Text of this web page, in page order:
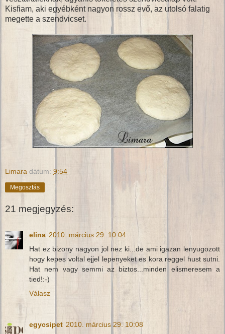
Kisfiam, aki egyébként nagyon rossz evő, az utolsó falatig
megette a szendvicset.
Limara dátum: 9:54
Megosztás
21 megjegyzés:
elina 2010. március 29. 10:04
Hat ez bizony nagyon jol nez ki...de ami igazan lenyugozott
hogy kepes voltal ejjel lepenyeket es kora reggel hust sutni.
Hat nem vagy semmi az biztos...minden elismeresem a
tied!:-)
Válasz
egycsipet 2010. március 29. 10:08